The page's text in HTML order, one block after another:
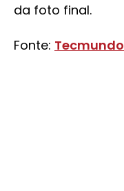
da foto final.
Fonte: Tecmundo